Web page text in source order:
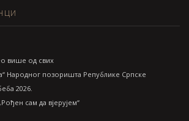
више од свих
Народног позоришта Републике Српске
2026.
сам да вјерујем“